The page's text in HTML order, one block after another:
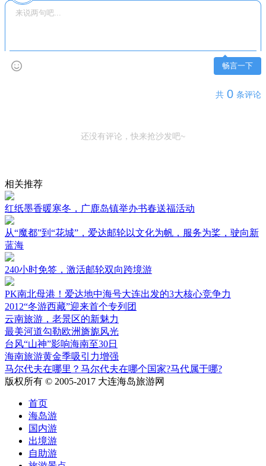
畅言一下
共 0 条评论
还没有评论，快来抢沙发吧~
相关推荐
红纸墨香暖寒冬，广鹿岛镇举办书春送福活动
从“魔都”到“花城”，爱达邮轮以文化为帆，服务为桨，驶向新
蓝海
240小时免签，激活邮轮双向跨境游
PK南北母港！爱达地中海号大连出发的3大核心竞争力
2012“冬游西藏”迎来首个专列团
云南旅游，老景区的新魅力
最美河道勾勒欧洲旖旎风光
台风“山神”影响海南至30日
海南旅游黄金季吸引力增强
马尔代夫在哪里？马尔代夫在哪个国家?马代属于哪?
版权所有 © 2005-2017 大连海岛旅游网
首页
海岛游
国内游
出境游
自助游